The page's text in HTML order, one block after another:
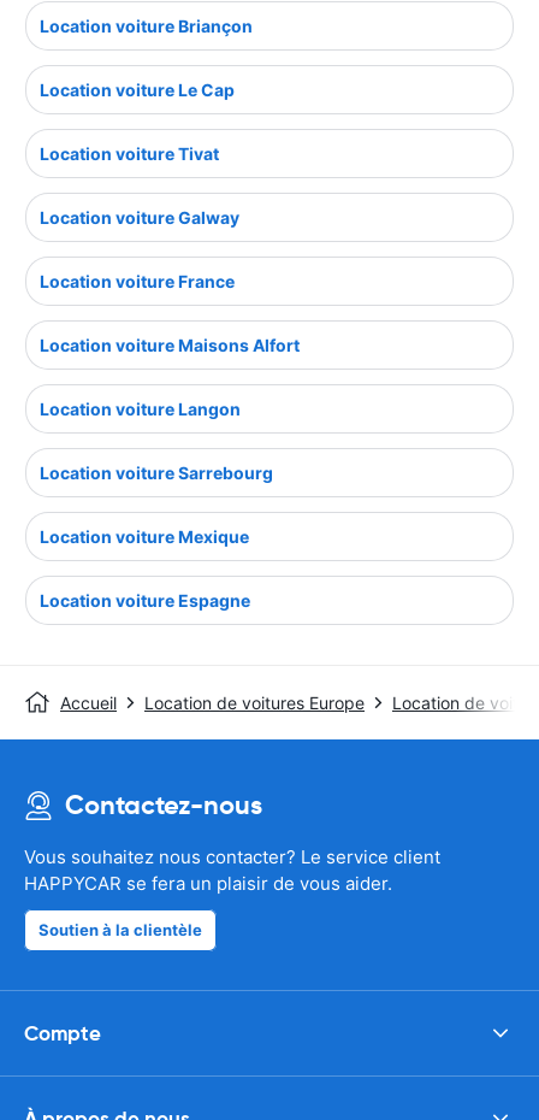
Location voiture Briançon
Location voiture Le Cap
Location voiture Tivat
Location voiture Galway
Location voiture France
Location voiture Maisons Alfort
Location voiture Langon
Location voiture Sarrebourg
Location voiture Mexique
Location voiture Espagne
Accueil Location de voitures Europe Location de
Contactez-nous
Vous souhaitez nous contacter? Le service client
HAPPYCAR se fera un plaisir de vous aider.
Soutien à la clientèle
Compte